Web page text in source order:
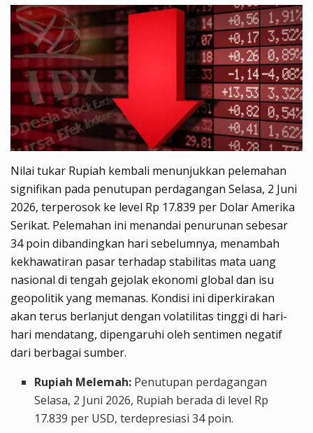
Nilai tukar Rupiah kembali menunjukkan pelemahan
signifikan pada penutupan perdagangan Selasa, 2 Juni
2026, terperosok ke level Rp 17.839 per Dolar Amerika
Serikat. Pelemahan ini menandai penurunan sebesar
34 poin dibandingkan hari sebelumnya, menambah
kekhawatiran pasar terhadap stabilitas mata uang
nasional di tengah gejolak ekonomi global dan isu
geopolitik yang memanas. Kondisi ini diperkirakan
akan terus berlanjut dengan volatilitas tinggi di hari-
hari mendatang, dipengaruhi oleh sentimen negatif
dari berbagai sumber.
Rupiah Melemah: Penutupan perdagangan
Selasa, 2 Juni 2026, Rupiah berada di level Rp
17.839 per USD, terdepresiasi 34 poin.